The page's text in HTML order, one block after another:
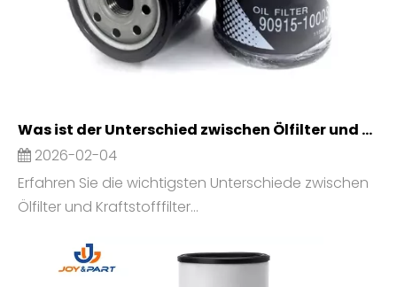
Was ist der Unterschied zwischen Ölfilter und Kraftstofffilter?
2026-02-04
Erfahren Sie die wichtigsten Unterschiede zwischen
Ölfilter und Kraftstofffilter...